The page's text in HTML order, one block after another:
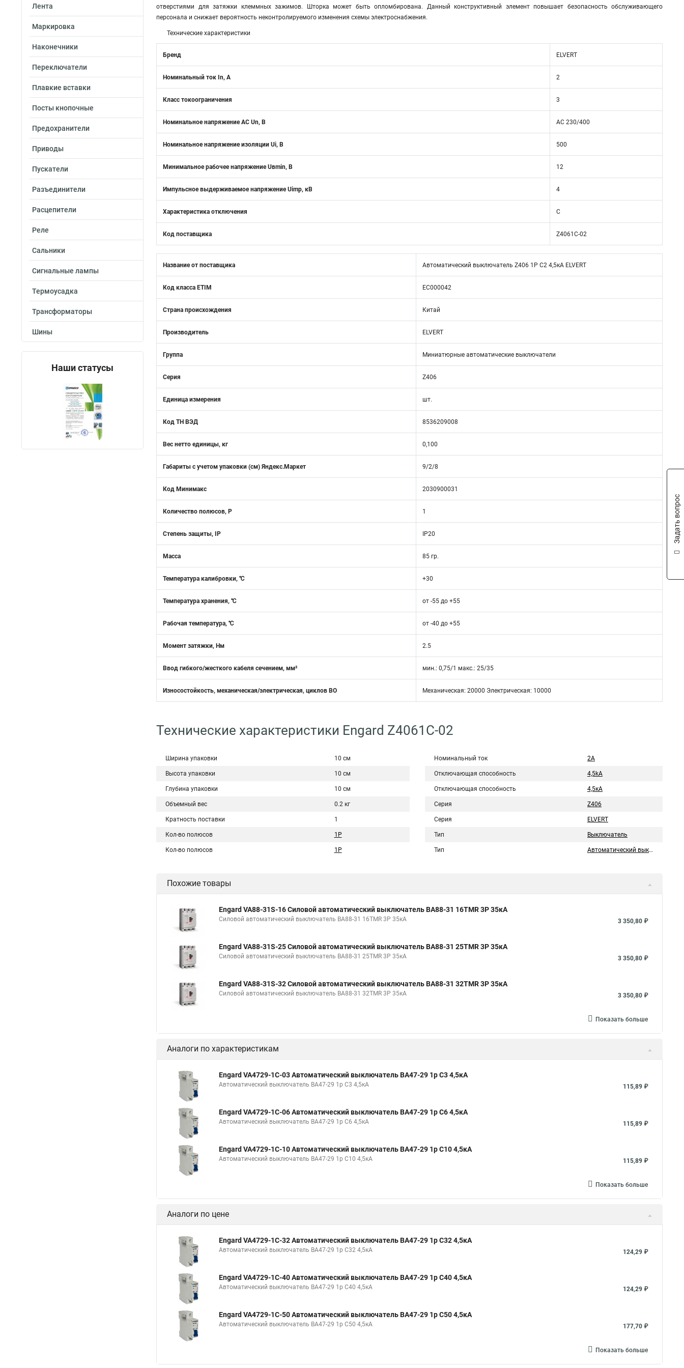
Лента
Маркировка
Наконечники
Переключатели
Плавкие вставки
Посты кнопочные
Предохранители
Приводы
Пускатели
Разъединители
Расцепители
Реле
Сальники
Сигнальные лампы
Термоусадка
Трансформаторы
Шины
Наши статусы
отверстиями для затяжки клеммных зажимов. Шторка может быть опломбирована. Данный конструктивный элемент повышает безопасность обслуживающего
персонала и снижает вероятность неконтролируемого изменения схемы электроснабжения.
Технические характеристики
Бренд ELVERT
Номинальный ток In, А 2
Класс токоограничения 3
Номинальное напряжение АС Un, В AC 230/400
Номинальное напряжение изоляции Ui, В 500
Минимальное рабочее напряжение Uвmin, B 12
Импульсное выдерживаемое напряжение Uimp, кВ 4
Характеристика отключения C
Код поставщика Z4061C-02
Название от поставщика Автоматический выключатель Z406 1Р C2 4,5кА ELVERT
Код класса ETIM EC000042
Страна происхождения Китай
Производитель ELVERT
Группа Миниатюрные автоматические выключатели
Серия Z406
Единица измерения шт.
Код ТН ВЭД 8536209008
Вес нетто единицы, кг 0,100
Габариты с учетом упаковки (см) Яндекс.Маркет 9/2/8
Код Минимакс 2030900031
Количество полюсов, Р 1
Степень защиты, IP IP20
Масса 85 гр.
Температура калибровки, ℃ +30
Температура хранения, ℃ от -55 до +55
Рабочая температура, ℃ от -40 до +55
Момент затяжки, Нм 2.5
Ввод гибкого/жесткого кабеля сечением, мм² мин.: 0,75/1 макс.: 25/35
Износостойкость, механическая/электрическая, циклов ВО Механическая: 20000 Электрическая: 10000
Технические характеристики Engard Z4061C-02
Ширина упаковки 10 см
Высота упаковки 10 см
Глубина упаковки 10 см
Объемный вес 0.2 кг
Кратность поставки 1
Кол-во полюсов 1P
Кол-во полюсов 1Р
Номинальный ток 2A
Отключающая способность 4,5kA
Отключающая способность 4,5кA
Серия Z406
Серия ELVERT
Тип Выключатель
Тип Автоматический выключатель
Похожие товары
Engard VA88-31S-16 Силовой автоматический выключатель ВА88-31 16TMR 3P 35кА
Силовой автоматический выключатель ВА88-31 16TMR 3P 35кА 3 350,80 ₽
Engard VA88-31S-25 Силовой автоматический выключатель ВА88-31 25TMR 3P 35кА
Силовой автоматический выключатель ВА88-31 25TMR 3P 35кА 3 350,80 ₽
Engard VA88-31S-32 Силовой автоматический выключатель ВА88-31 32TMR 3P 35кА
Силовой автоматический выключатель ВА88-31 32TMR 3P 35кА 3 350,80 ₽
Показать больше
Аналоги по характеристикам
Engard VA4729-1C-03 Автоматический выключатель ВА47-29 1р C3 4,5кА
Автоматический выключатель ВА47-29 1р C3 4,5кА 115,89 ₽
Engard VA4729-1C-06 Автоматический выключатель ВА47-29 1р C6 4,5кА
Автоматический выключатель ВА47-29 1р C6 4,5кА 115,89 ₽
Engard VA4729-1C-10 Автоматический выключатель ВА47-29 1р C10 4,5кА
Автоматический выключатель ВА47-29 1р C10 4,5кА 115,89 ₽
Показать больше
Аналоги по цене
Engard VA4729-1C-32 Автоматический выключатель ВА47-29 1р C32 4,5кА
Автоматический выключатель ВА47-29 1р C32 4,5кА 124,29 ₽
Engard VA4729-1C-40 Автоматический выключатель ВА47-29 1р C40 4,5кА
Автоматический выключатель ВА47-29 1р C40 4,5кА 124,29 ₽
Engard VA4729-1C-50 Автоматический выключатель ВА47-29 1р C50 4,5кА
Автоматический выключатель ВА47-29 1р C50 4,5кА 177,70 ₽
Показать больше
Задать вопрос